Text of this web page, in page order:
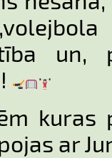
kuras
ar